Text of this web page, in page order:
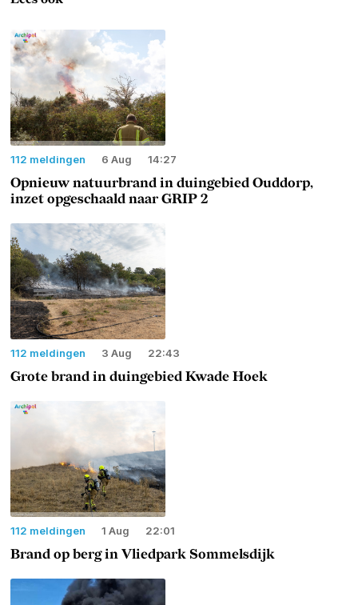
112 meldingen 6 Aug 14:27
Opnieuw natuurbrand in duingebied Ouddorp,
inzet opgeschaald naar GRIP 2
112 meldingen 3 Aug 22:43
Grote brand in duingebied Kwade Hoek
112 meldingen 1 Aug 22:01
Brand op berg in Vliedpark Sommelsdijk